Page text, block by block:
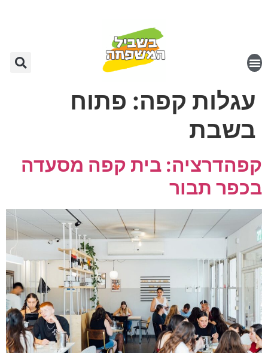
עגלות קפה: פתוח
בשבת
קפהדרציה: בית קפה מסעדה
בכפר תבור